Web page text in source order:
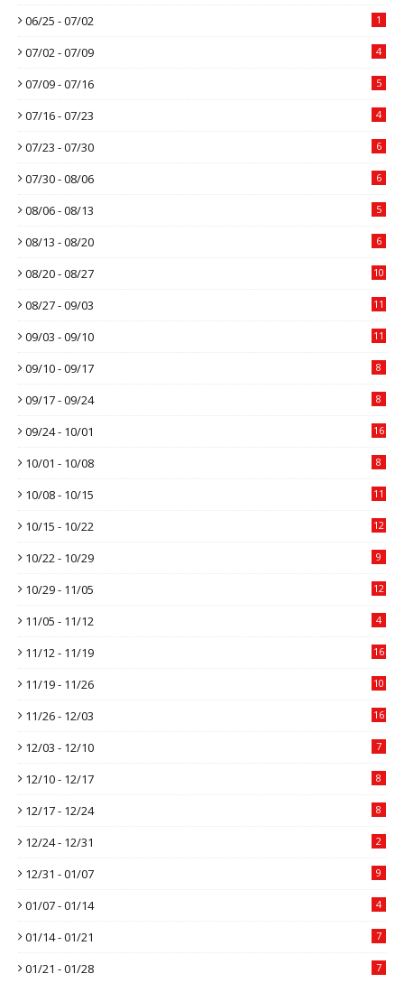
06/25 - 07/02 1
07/02 - 07/09 4
07/09 - 07/16 5
07/16 - 07/23 4
07/23 - 07/30 6
07/30 - 08/06 6
08/06 - 08/13 5
08/13 - 08/20 6
08/20 - 08/27 10
08/27 - 09/03 11
09/03 - 09/10 11
09/10 - 09/17 8
09/17 - 09/24 8
09/24 - 10/01 16
10/01 - 10/08 8
10/08 - 10/15 11
10/15 - 10/22 12
10/22 - 10/29 9
10/29 - 11/05 12
11/05 - 11/12 4
11/12 - 11/19 16
11/19 - 11/26 10
11/26 - 12/03 16
12/03 - 12/10 7
12/10 - 12/17 8
12/17 - 12/24 8
12/24 - 12/31 2
12/31 - 01/07 9
01/07 - 01/14 4
01/14 - 01/21 7
01/21 - 01/28 7